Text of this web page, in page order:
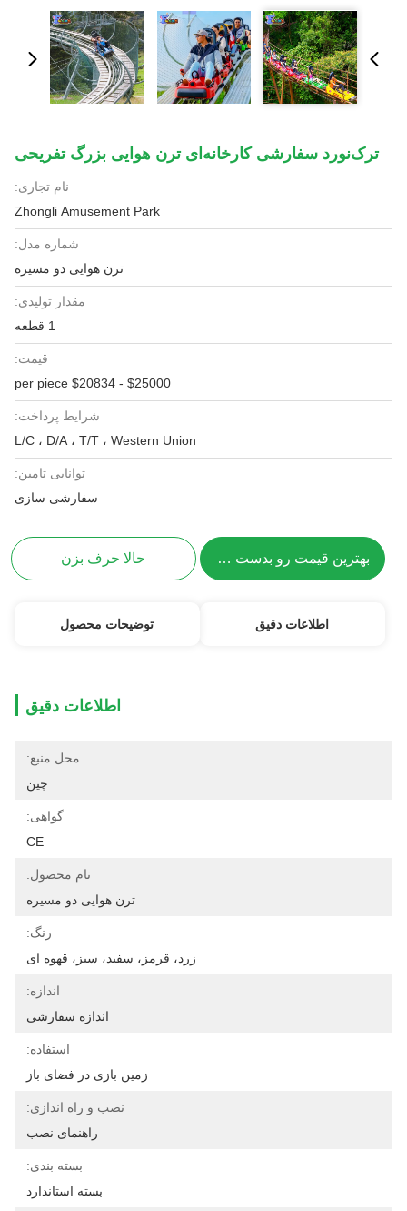
ترک‌نورد سفارشی کارخانه‌ای ترن هوایی بزرگ تفریحی
نام تجاری:
Zhongli Amusement Park
شماره مدل:
ترن هوایی دو مسیره
مقدار تولیدی:
1 قطعه
قیمت:
$25000 - $20834 per piece
شرایط پرداخت:
L/C ، D/A ، T/T ، Western Union
توانایی تامین:
سفارشی سازی
بهترین قیمت رو بدست بیار حالا حرف بزن
اطلاعات دقیق توضیحات محصول
اطلاعات دقیق
محل منبع:
چین
گواهی:
CE
نام محصول:
ترن هوایی دو مسیره
رنگ:
زرد، قرمز، سفید، سبز، قهوه ای
اندازه:
اندازه سفارشی
استفاده:
زمین بازی در فضای باز
نصب و راه اندازی:
راهنمای نصب
بسته بندی:
بسته استاندارد